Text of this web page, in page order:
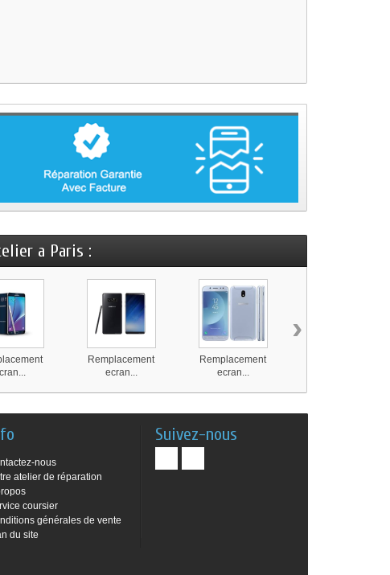
a Paris :
Remplacement
ecran...
Remplacement
ecran...
›
nous
atelier de réparation
coursier
générales de vente
du site
Suivez-nous